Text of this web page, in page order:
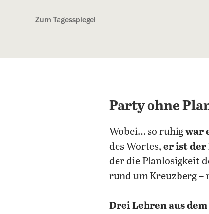
Zum Tagesspiegel
Party ohne
Wobei… so ruhigwar
des Wortes,er ist der
der die Planlosigkeit
rund um Kreuzberg –
Drei Lehren aus dem